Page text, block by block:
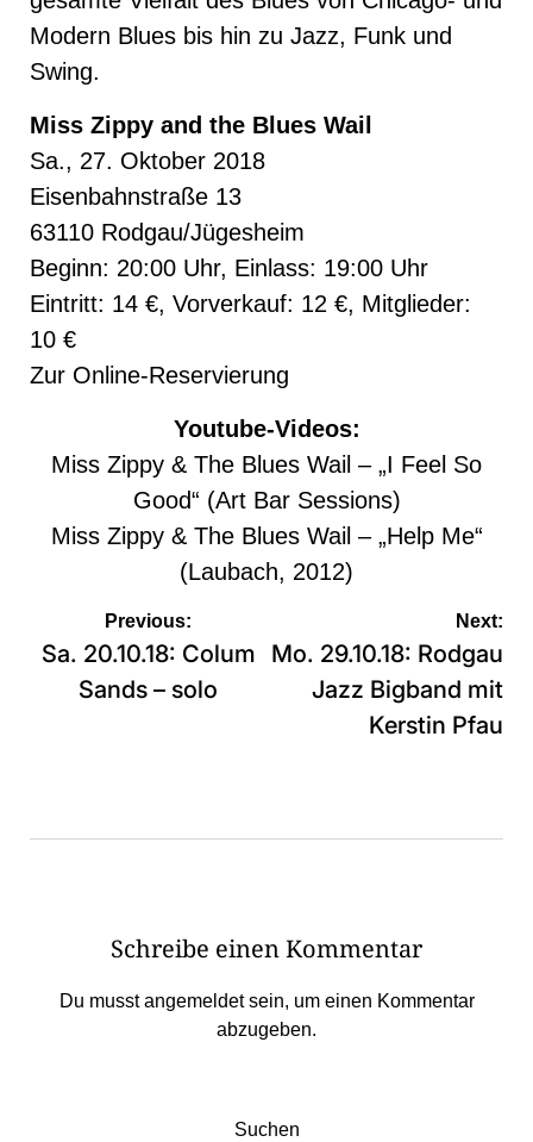
Modern Blues bis hin zu Jazz, Funk und
Swing.
Miss Zippy and the Blues Wail
Sa., 27. Oktober 2018
Eisenbahnstraße 13
63110 Rodgau/Jügesheim
Beginn: 20:00 Uhr, Einlass: 19:00 Uhr
Eintritt: 14 €, Vorverkauf: 12 €, Mitglieder:
10 €
Zur Online-Reservierung
Youtube-Videos:
Miss Zippy & The Blues Wail – „I Feel So
Good“ (Art Bar Sessions)
Miss Zippy & The Blues Wail – „Help Me“
(Laubach, 2012)
Beitragsnavigation
Previous:
Sa. 20.10.18: Colum
Sands – solo
Next:
Mo. 29.10.18: Rodgau
Jazz Bigband mit
Kerstin Pfau
Schreibe einen Kommentar
Du musstangemeldetsein, um einen Kommentar
abzugeben.
Suchen